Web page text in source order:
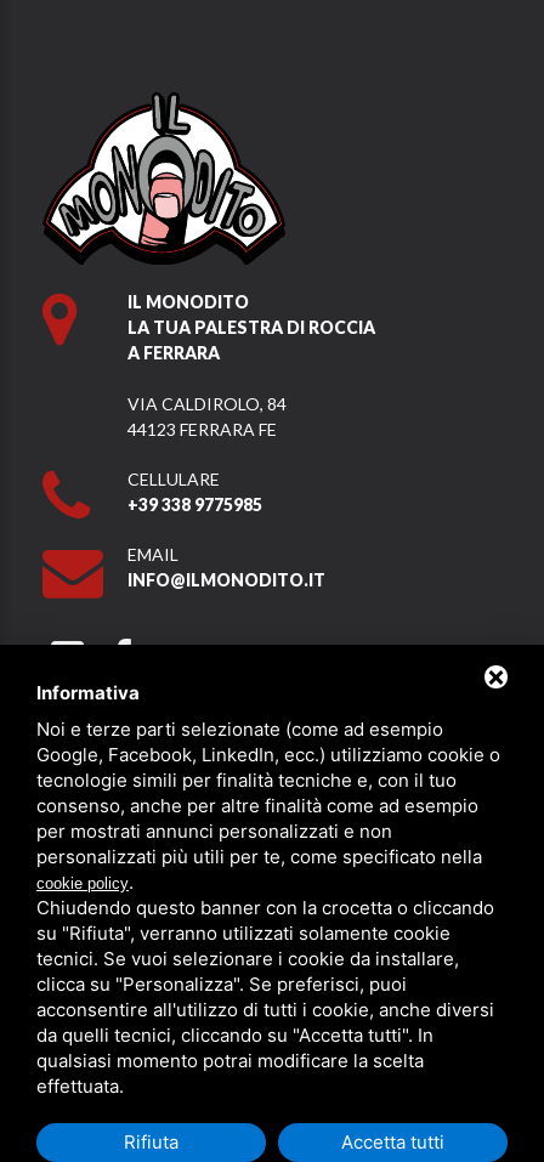
IL MONODITO
LA TUA PALESTRA DI ROCCIA
A FERRARA
VIA CALDIROLO, 84
44123 FERRARA FE
CELLULARE
+39 338 9775985
EMAIL
INFO@ILMONODITO.IT
Partner
PRIVACY SITEMAP/ QUESTO SITO È PROTETTO DA GOOGLE
RECAPTCHA V3,PRIVACY POLICYE TERMS OF SERVICEDI GOOGLE.
Informativa
Noi e terze parti selezionate (come ad esempio
Google, Facebook, LinkedIn, ecc.) utilizziamo cookie o
tecnologie simili per finalità tecniche e, con il tuo
consenso, anche per altre finalità come ad esempio
per mostrati annunci personalizzati e non
personalizzati più utili per te, come specificato nella
cookie policy.
Chiudendo questo banner con la crocetta o cliccando
su "Rifiuta", verranno utilizzati solamente cookie
tecnici. Se vuoi selezionare i cookie da installare,
clicca su "Personalizza". Se preferisci, puoi
acconsentire all'utilizzo di tutti i cookie, anche diversi
da quelli tecnici, cliccando su "Accetta tutti". In
qualsiasi momento potrai modificare la scelta
effettuata.
Rifiuta Accetta tutti